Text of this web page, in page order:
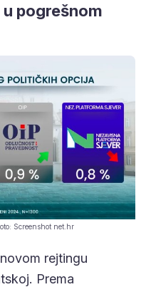
pogrešnom
Screenshot net.hr
rejtingu
Prema